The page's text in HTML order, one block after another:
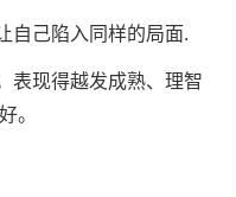
自己陷入同样的局面.
表现得越发成熟、理智
。